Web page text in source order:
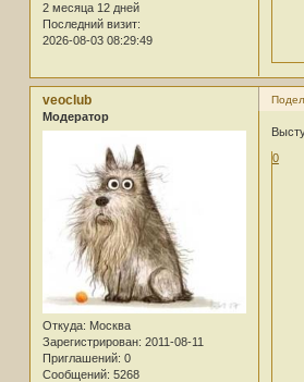
2 месяца 12 дней
Последний визит:
2026-08-03 08:29:49
veoclub
Модератор
Откуда: Москва
Зарегистрирован: 2011-08-11
Приглашений: 0
Сообщений: 5268
0